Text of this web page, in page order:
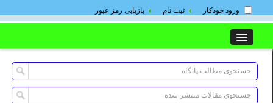
ورود خودکار ثبت نام بازیابی رمز عبور